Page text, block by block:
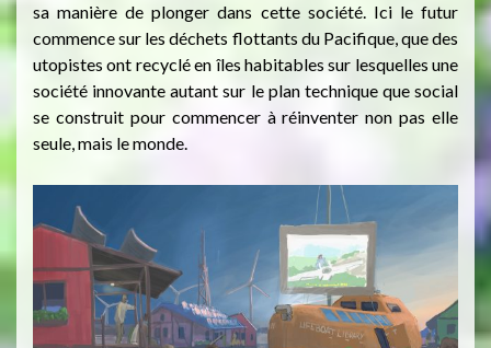
sa manière de plonger dans cette société. Ici le futur
commence sur les déchets flottants du Pacifique, que des
utopistes ont recyclé en îles habitables sur lesquelles une
société innovante autant sur le plan technique que social
se construit pour commencer à réinventer non pas elle
seule, mais le monde.